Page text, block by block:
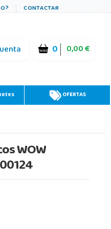
CONTACTAR
0 0,00 €
OFERTAS
WOW